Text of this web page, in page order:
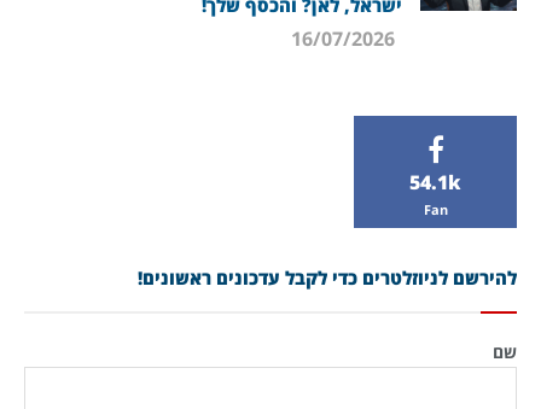
ישראל, לאן? והכסף שלך!
54.1k
Fan
להירשם לניוזלטרים כדי לקבל עדכונים ראשונים!
שם